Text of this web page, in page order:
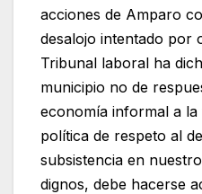
acciones de Amparo
desalojo intentado por
Tribunal laboral ha
municipio no de
economía informal a
política de respeto al
subsistencia en
dignos, debe hacerse